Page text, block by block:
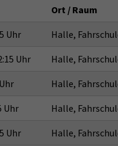
Ort / Raum
Uhr Halle,
Uhr Halle,
Halle,
Uhr Halle,
Uhr Halle,